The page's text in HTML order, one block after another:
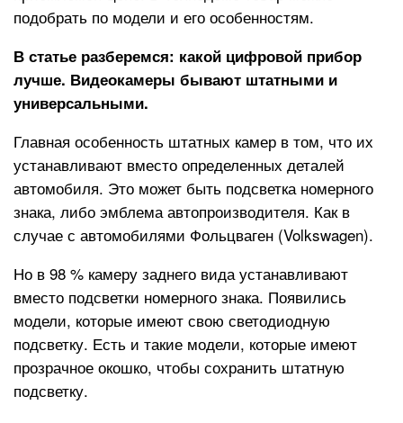
подобрать по модели и его особенностям.
В статье разберемся: какой цифровой прибор
лучше. Видеокамеры бывают штатными и
универсальными.
Главная особенность штатных камер в том, что их
устанавливают вместо определенных деталей
автомобиля. Это может быть подсветка номерного
знака, либо эмблема автопроизводителя. Как в
случае с автомобилями Фольцваген (Volkswagen).
Но в 98 % камеру заднего вида устанавливают
вместо подсветки номерного знака. Появились
модели, которые имеют свою светодиодную
подсветку. Есть и такие модели, которые имеют
прозрачное окошко, чтобы сохранить штатную
подсветку.